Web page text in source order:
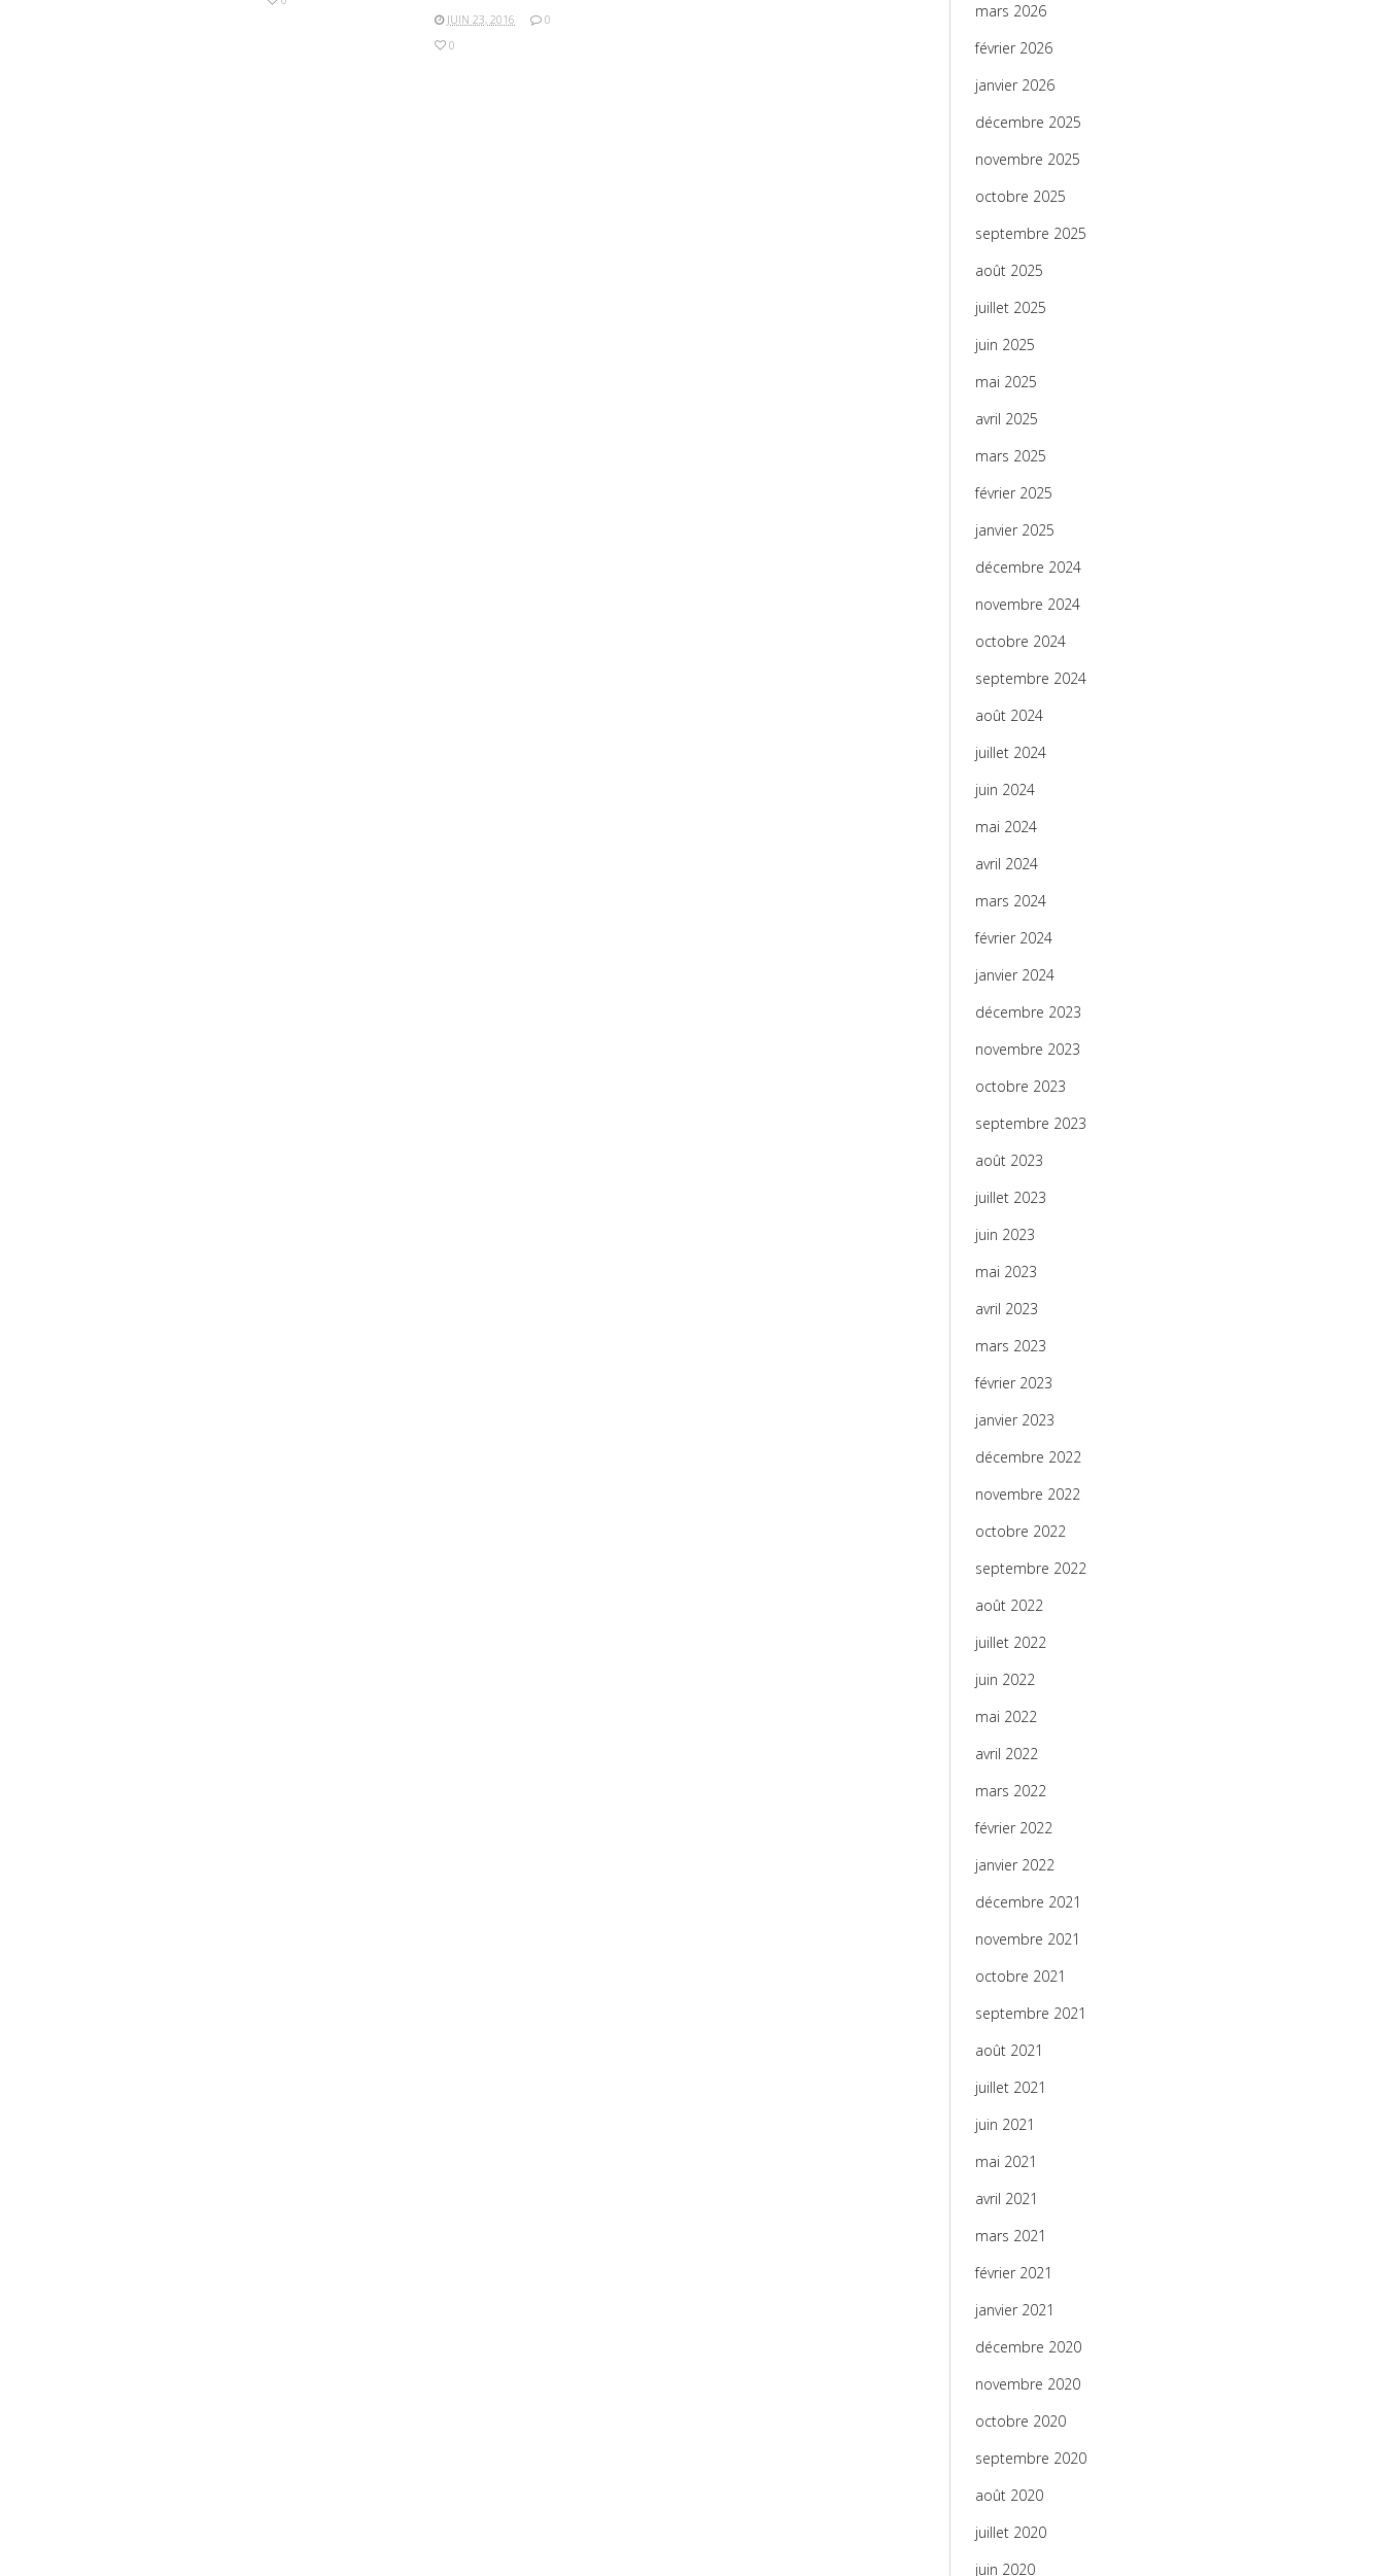
JUIN 23, 2016
0
0
mars 2026
février 2026
janvier 2026
décembre 2025
novembre 2025
octobre 2025
septembre 2025
août 2025
juillet 2025
juin 2025
mai 2025
avril 2025
mars 2025
février 2025
janvier 2025
décembre 2024
novembre 2024
octobre 2024
septembre 2024
août 2024
juillet 2024
juin 2024
mai 2024
avril 2024
mars 2024
février 2024
janvier 2024
décembre 2023
novembre 2023
octobre 2023
septembre 2023
août 2023
juillet 2023
juin 2023
mai 2023
avril 2023
mars 2023
février 2023
janvier 2023
décembre 2022
novembre 2022
octobre 2022
septembre 2022
août 2022
juillet 2022
juin 2022
mai 2022
avril 2022
mars 2022
février 2022
janvier 2022
décembre 2021
novembre 2021
octobre 2021
septembre 2021
août 2021
juillet 2021
juin 2021
mai 2021
avril 2021
mars 2021
février 2021
janvier 2021
décembre 2020
novembre 2020
octobre 2020
septembre 2020
août 2020
juillet 2020
juin 2020